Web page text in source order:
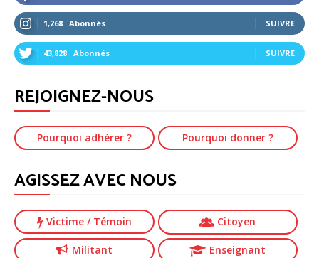
1,268 Abonnés SUIVRE
43,828 Abonnés SUIVRE
REJOIGNEZ-NOUS
Pourquoi adhérer ? Pourquoi donner ?
AGISSEZ AVEC NOUS
Victime / Témoin Citoyen
Militant Enseignant